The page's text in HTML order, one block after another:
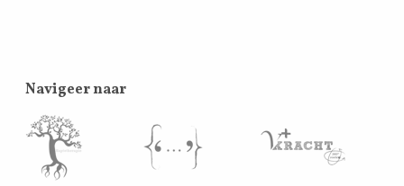
Navigeer naar